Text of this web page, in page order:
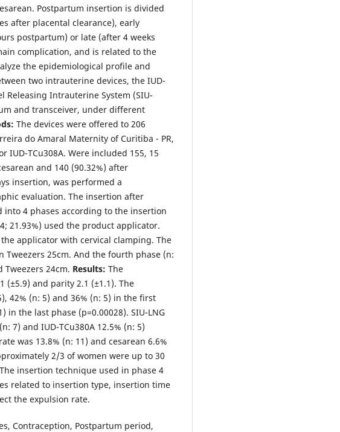
Postpartum insertion is divided
after placental clearance), early
postpartum) or late (after 4 weeks
complication, and is related to the
the epidemiological profile and
two intrauterine devices, the IUD-
Releasing Intrauterine System (SIU-
and transceiver, under different
The devices were offered to 206
do Amaral Maternity of Curitiba - PR,
IUD-TCu308A. Were included 155, 15
and 140 (90.32%) after
insertion, was performed a
evaluation. The insertion after
4 phases according to the insertion
21.93%) used the product applicator.
applicator with cervical clamping. The
Tweezers 25cm. And the fourth phase (n:
Tweezers 24cm. Results: The
(±5.9) and parity 2.1 (±1.1). The
42% (n: 5) and 36% (n: 5) in the first
in the last phase (p=0.00028). SIU-LNG
7) and IUD-TCu380A 12.5% (n: 5)
was 13.8% (n: 11) and cesarean 6.6%
2/3 of women were up to 30
insertion technique used in phase 4
related to insertion type, insertion time
the expulsion rate.
Contraception, Postpartum period,